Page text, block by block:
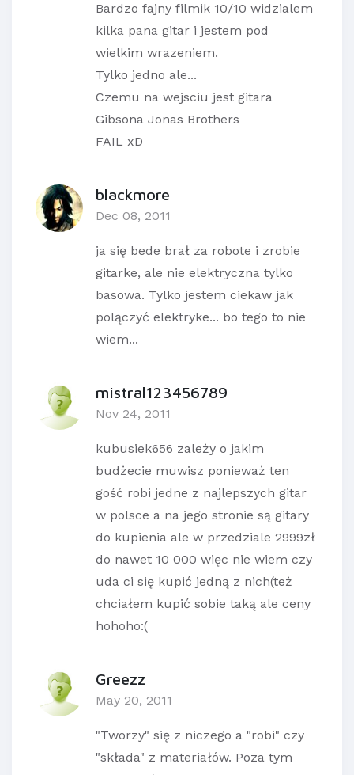
Bardzo fajny filmik 10/10 widzialem
kilka pana gitar i jestem pod
wielkim wrazeniem.
Tylko jedno ale...
Czemu na wejsciu jest gitara
Gibsona Jonas Brothers
FAIL xD
blackmore
Dec 08, 2011
ja się bede brał za robote i zrobie
gitarke, ale nie elektryczna tylko
basowa. Tylko jestem ciekaw jak
polączyć elektryke... bo tego to nie
wiem...
mistral123456789
Nov 24, 2011
kubusiek656 zależy o jakim
budżecie muwisz ponieważ ten
gość robi jedne z najlepszych gitar
w polsce a na jego stronie są gitary
do kupienia ale w przedziale 2999zł
do nawet 10 000 więc nie wiem czy
uda ci się kupić jedną z nich(też
chciałem kupić sobie taką ale ceny
hohoho:(
Greezz
May 20, 2011
"Tworzy" się z niczego a "robi" czy
"składa" z materiałów. Poza tym